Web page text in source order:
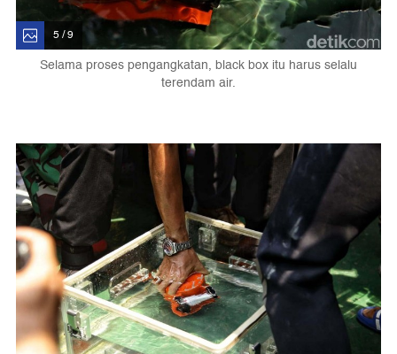
5 / 9
Selama proses pengangkatan, black box itu harus selalu
terendam air.